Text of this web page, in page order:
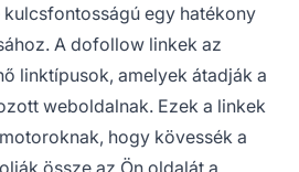
egy hatékony
A dofollow linkek az
linktípusok, amelyek átadják a
weboldalnak. Ezek a linkek
hogy kövessék a
össze az Ön oldalát a